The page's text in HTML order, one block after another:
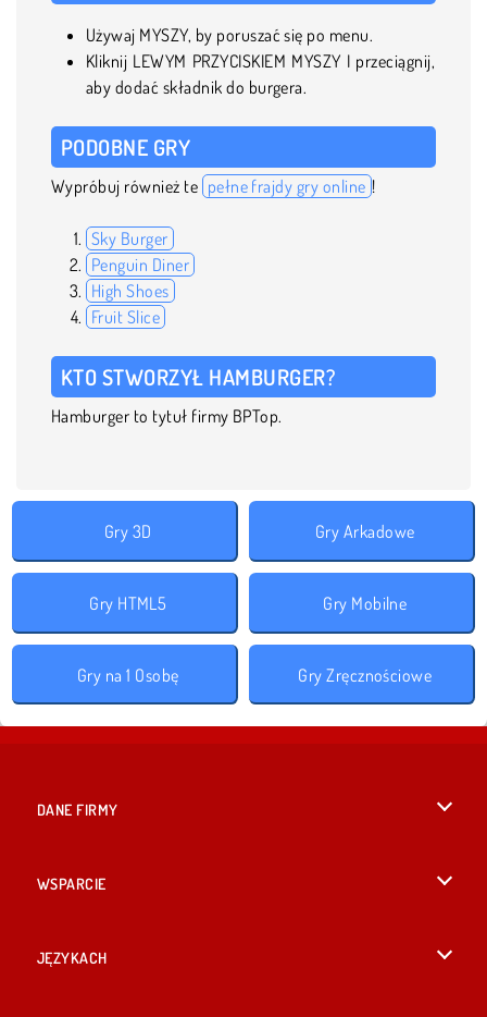
Używaj MYSZY, by poruszać się po menu.
Kliknij LEWYM PRZYCISKIEM MYSZY I przeciągnij,
aby dodać składnik do burgera.
PODOBNE GRY
Wypróbuj również te pełne frajdy gry online !
Sky Burger
Penguin Diner
High Shoes
Fruit Slice
KTO STWORZYŁ HAMBURGER?
Hamburger to tytuł firmy BPTop.
Gry 3D Gry Arkadowe
Gry HTML5 Gry Mobilne
Gry na 1 Osobę Gry Zręcznościowe
DANE FIRMY
WSPARCIE
JĘZYKACH